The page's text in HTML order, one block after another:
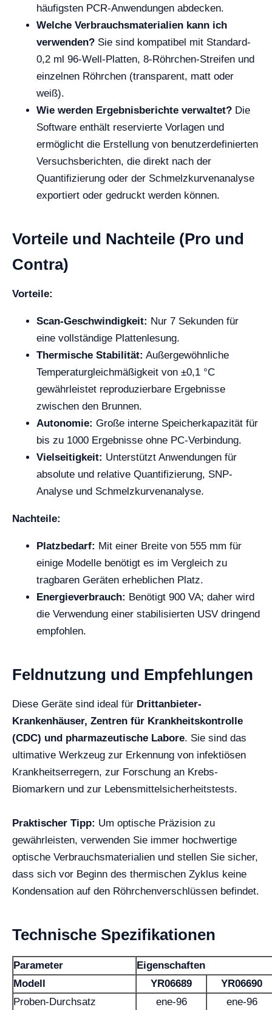
häufigsten PCR-Anwendungen abdecken.
Welche Verbrauchsmaterialien kann ich
verwenden? Sie sind kompatibel mit Standard-
0,2 ml 96-Well-Platten, 8-Röhrchen-Streifen und
einzelnen Röhrchen (transparent, matt oder
weiß).
Wie werden Ergebnisberichte verwaltet? Die
Software enthält reservierte Vorlagen und
ermöglicht die Erstellung von benutzerdefinierten
Versuchsberichten, die direkt nach der
Quantifizierung oder der Schmelzkurvenanalyse
exportiert oder gedruckt werden können.
Vorteile und Nachteile (Pro und
Contra)
Vorteile:
Scan-Geschwindigkeit: Nur 7 Sekunden für
eine vollständige Plattenlesung.
Thermische Stabilität: Außergewöhnliche
Temperaturgleichmäßigkeit von ±0,1 °C
gewährleistet reproduzierbare Ergebnisse
zwischen den Brunnen.
Autonomie: Große interne Speicherkapazität für
bis zu 1000 Ergebnisse ohne PC-Verbindung.
Vielseitigkeit: Unterstützt Anwendungen für
absolute und relative Quantifizierung, SNP-
Analyse und Schmelzkurvenanalyse.
Nachteile:
Platzbedarf: Mit einer Breite von 555 mm für
einige Modelle benötigt es im Vergleich zu
tragbaren Geräten erheblichen Platz.
Energieverbrauch: Benötigt 900 VA; daher wird
die Verwendung einer stabilisierten USV dringend
empfohlen.
Feldnutzung und Empfehlungen
Diese Geräte sind ideal für Drittanbieter-
Krankenhäuser, Zentren für Krankheitskontrolle
(CDC) und pharmazeutische Labore. Sie sind das
ultimative Werkzeug zur Erkennung von infektiösen
Krankheitserregern, zur Forschung an Krebs-
Biomarkern und zur Lebensmittelsicherheitstests.
Praktischer Tipp: Um optische Präzision zu
gewährleisten, verwenden Sie immer hochwertige
optische Verbrauchsmaterialien und stellen Sie sicher,
dass sich vor Beginn des thermischen Zyklus keine
Kondensation auf den Röhrchenverschlüssen befindet.
Technische Spezifikationen
Parameter
Eigenschaften
Modell
YR06689
YR06690
Proben-Durchsatz
ene-96
ene-96